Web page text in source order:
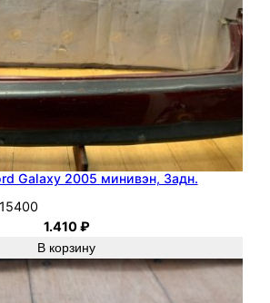
Galaxy 2005 минивэн, Задн.
15400
1.410₽
В корзину